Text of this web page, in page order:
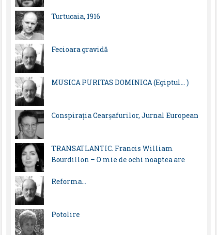
Turtucaia, 1916
Fecioara gravidă
MUSICA PURITAS DOMINICA (Egiptul… )
Conspirația Cearșafurilor, Jurnal European
TRANSATLANTIC. Francis William
Bourdillon – O mie de ochi noaptea are
Reforma…
Potolire